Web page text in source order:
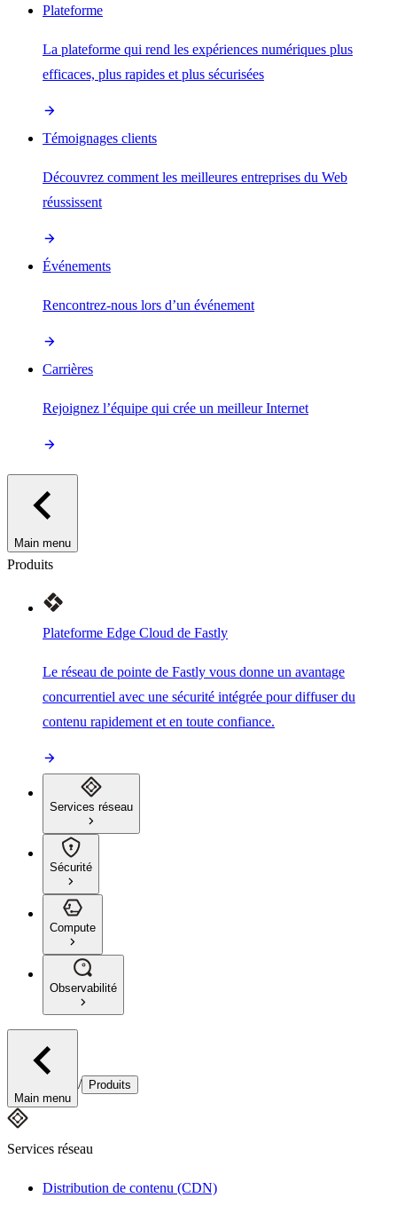
Plateforme
La plateforme qui rend les expériences numériques plus
efficaces, plus rapides et plus sécurisées
Témoignages clients
Découvrez comment les meilleures entreprises du Web
réussissent
Événements
Rencontrez-nous lors d’un événement
Carrières
Rejoignez l’équipe qui crée un meilleur Internet
Main menu
Produits
Plateforme Edge Cloud de Fastly
Le réseau de pointe de Fastly vous donne un avantage
concurrentiel avec une sécurité intégrée pour diffuser du
contenu rapidement et en toute confiance.
Services réseau
Sécurité
Compute
Observabilité
Main menu
/ Produits
Services réseau
Distribution de contenu (CDN)